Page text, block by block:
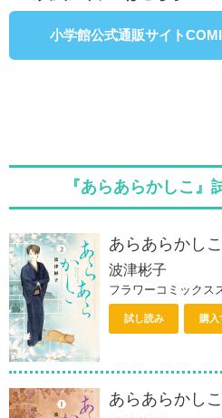
小学館公式通販サイト
『あらあらかしこ』
あらあらかし
波津彬子
フラワーコミックス
試し読み 購入
あらあらかし